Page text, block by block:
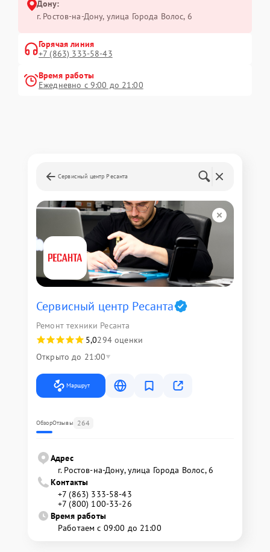
Дону:
г. Ростов-на-Дону, улица Города Волос, 6
Горячая линия
+7 (863) 333-58-43
Время работы
Ежедневно с 9:00 до 21:00
Сервисный центр Ресанта
Сервисный центр Ресанта
Ремонт техники Ресанта
5,0294 оценки
Открыто до 21:00
Маршрут
ОбзорОтзывы 264
Адрес
г. Ростов-на-Дону, улица Города Волос, 6
Контакты
+7 (863) 333-58-43
+7 (800) 100-33-26
Время работы
Работаем с 09:00 до 21:00